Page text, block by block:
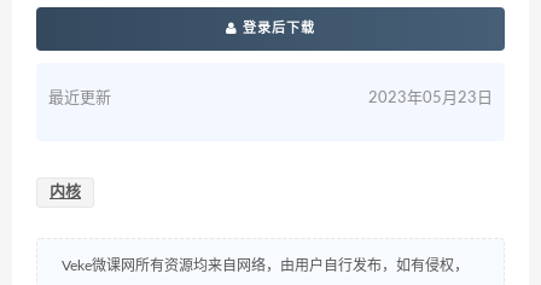
登录后下载
最近更新 2023年05月23日
内核
Veke微课网所有资源均来自网络，由用户自行发布，如有侵权，